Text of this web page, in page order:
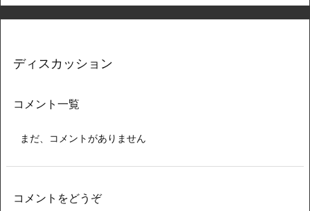
ディスカッション
コメント一覧
まだ、コメントがありません
コメントをどうぞ